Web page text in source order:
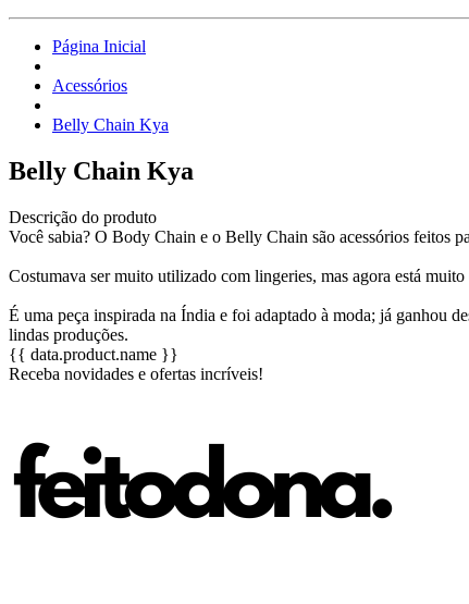
Página Inicial
Acessórios
Belly Chain Kya
Belly Chain Kya
Descrição do produto
Você sabia? O Body Chain e o Belly Chain são acessórios feitos
Costumava ser muito utilizado com lingeries, mas agora está
É uma peça inspirada na Índia e foi adaptado à moda; já ganhou
lindas produções.
{{ data.product.name }}
Receba novidades e ofertas incríveis!